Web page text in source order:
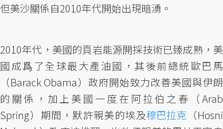
但美沙關係自2010年代開始出現暗湧。
2010年代，美國的頁岩能源開採技術已臻成熟，美
國成爲了全球最大產油國，其後前總統歐巴馬
（Barack Obama）政府開始致力改善美國與伊朗
的關係，加上美國一度在阿拉伯之春（Arab
Spring）期間，默許親美的埃及穆巴拉克 （Hosni